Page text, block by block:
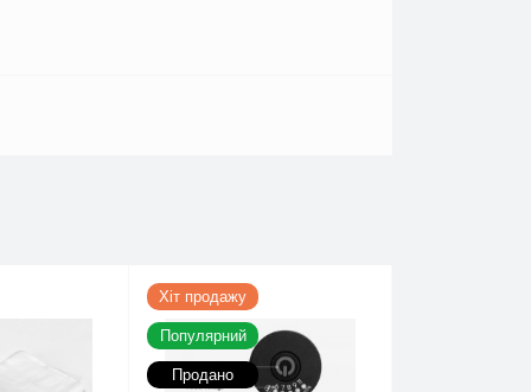
Хіт продажу
Популярний
Продано